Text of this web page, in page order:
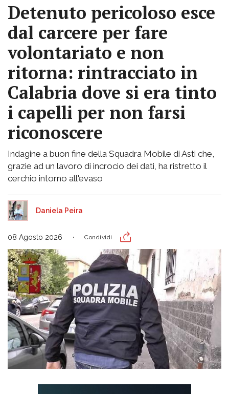
Detenuto pericoloso esce
dal carcere per fare
volontariato e non
ritorna: rintracciato in
Calabria dove si era tinto
i capelli per non farsi
riconoscere
Indagine a buon fine della Squadra Mobile di Asti che,
grazie ad un lavoro di incrocio dei dati, ha ristretto il
cerchio intorno all'evaso
Daniela Peira
08 Agosto 2026 Condividi